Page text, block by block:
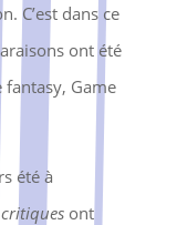
C’est dans ce
ont été
fantasy, Game
été à
critiquesont